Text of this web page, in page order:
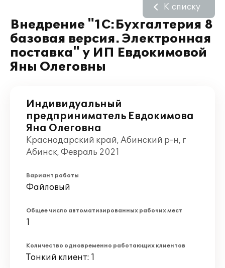
Внедрение "1С:Бухгалтерия 8
базовая версия. Электронная
поставка" у ИП Евдокимовой
Яны Олеговны
К списку
Индивидуальный
предприниматель Евдокимова
Яна Олеговна
Краснодарский край, Абинский р-н, г
Абинск, Февраль 2021
Вариант работы
Файловый
Общее число автоматизированных рабочих мест
1
Количество одновременно работающих клиентов
Тонкий клиент: 1